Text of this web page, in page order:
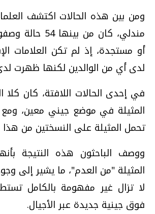
مندلي، كان من
أو مستجدة، إذ لم تكن العلامات
لدى أي من الوالدين لكنها ظهرت لدى
في إحدى الحالات اللافتة، كان كلا
المثيلة في موضع جيني معين،
تحمل المثيلة على النسختين من
ووصف الباحثون هذه النتيجة
المثيلة "من العدم"، ما يشير إلى
لا تزال غير مفهومة بالكامل
فوق جينية جديدة عبر الأجيال.